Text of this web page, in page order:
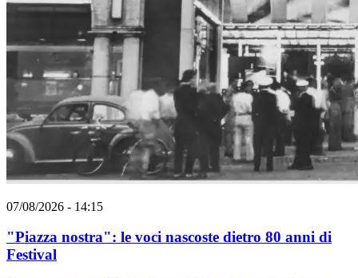
07/08/2026 - 14:15
"Piazza nostra": le voci nascoste dietro 80 anni di
Festival